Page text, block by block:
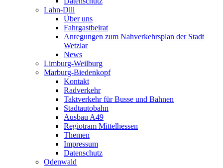
Lahn-Dill
Über uns
Fahrgastbeirat
Anregungen zum Nahverkehrsplan der Stadt
Wetzlar
News
Limburg-Weilburg
Marburg-Biedenkopf
Kontakt
Radverkehr
Taktverkehr für Busse und Bahnen
Stadtautobahn
Ausbau A49
Regiotram Mittelhessen
Themen
Impressum
Datenschutz
Odenwald